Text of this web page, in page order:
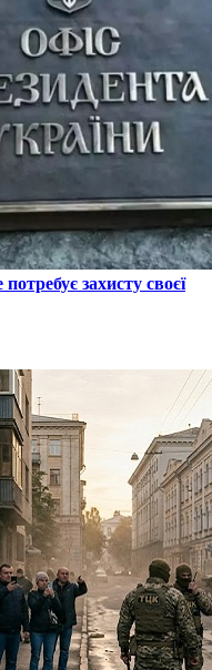
потребує захисту своєї